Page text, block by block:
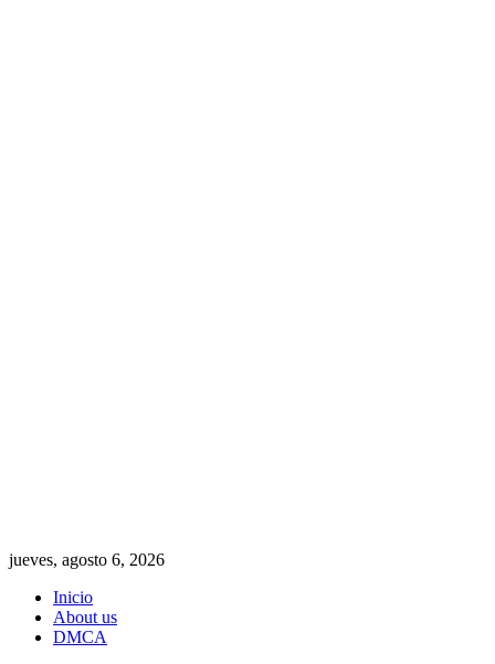
jueves, agosto 6, 2026
Inicio
About us
DMCA